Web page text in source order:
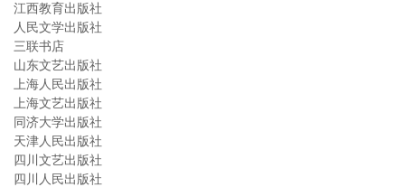
江西教育出版社
人民文学出版社
三联书店
山东文艺出版社
上海人民出版社
上海文艺出版社
同济大学出版社
天津人民出版社
四川文艺出版社
四川人民出版社